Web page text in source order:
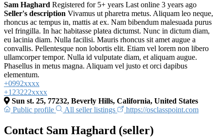
Sam Haghard Registered for 5+ years Last online 3 years ago
Seller's description Vivamus ut pharetra metus. Aliquam leo neque,
rhoncus ac tempus in, mattis at ex. Nam bibendum malesuada purus
vel fringilla. In hac habitasse platea dictumst. Nunc in dictum diam,
eu lacinia diam. Nulla facilisi. Mauris rhoncus sit amet augue a
convallis. Pellentesque non lobortis elit. Etiam vel lorem non libero
ullamcorper tempor. Nulla id vulputate diam, et aliquam augue.
Phasellus in metus magna. Aliquam vel justo et orci dapibus
elementum.
+0992xxxx
+123222xxxx
Sun st. 25, 77232, Beverly Hills, California, United States
Public profile
All seller listings https://osclasspoint.com
Contact Sam Haghard (seller)